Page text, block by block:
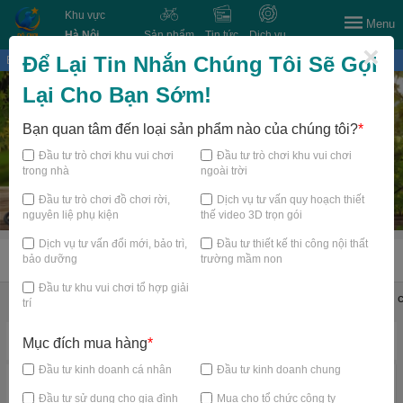
Khu vực
Hà Nội
Sản phẩm Tin tức Dịch vụ
Menu
Bạn đang xem tại
TRANG CHỦ
Đồ chơi shop mầm non Thiết bị mầm non Đồ
Danh mục nổi bật
×
Để Lại Tin Nhắn Chúng Tôi Sẽ Gọi
Lại Cho Bạn Sớm!
Bạn quan tâm đến loại sản phẩm nào của chúng tôi?*
Đầu tư trò chơi khu vui chơi
trong nhà
Đầu tư trò chơi khu vui chơi
ngoài trời
Đầu tư trò chơi đồ chơi rời,
nguyên liệ phụ kiện
Dịch vụ tư vấn quy hoạch thiết
thế video 3D trọn gói
Dịch vụ tư vấn đổi mới, bảo trì,
bảo dưỡng
Đầu tư thiết kế thi công nội thất
trường mầm non
Đầu tư khu vui chơi tổ hợp giải
trí
Mục đích mua hàng*
Đầu tư kinh doanh cá nhân Đầu tư kinh doanh chung
Đầu tư sử dụng cho gia đình Mua cho tổ chức công ty